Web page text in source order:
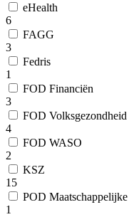
eHealth
6
FAGG
3
Fedris
1
FOD Financiën
3
FOD Volksgezondheid
4
FOD WASO
2
KSZ
15
POD
1